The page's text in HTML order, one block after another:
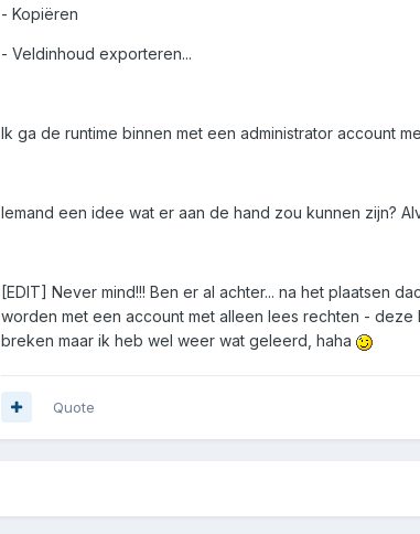
- Kopiëren
- Veldinhoud exporteren...
Ik ga de runtime binnen met een administrator account
Iemand een idee wat er aan de hand zou kunnen zijn?
[EDIT] Never mind!!! Ben er al achter... na het plaatsen
worden met een account met alleen lees rechten -
breken maar ik heb wel weer wat geleerd, haha
Quote